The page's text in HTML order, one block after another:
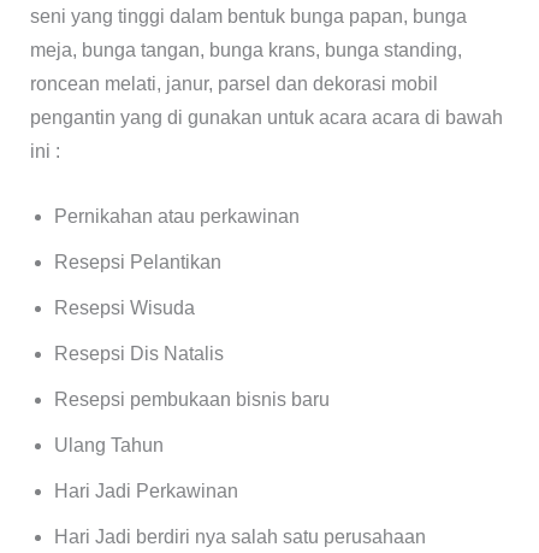
seni yang tinggi dalam bentuk bunga papan, bunga
meja, bunga tangan, bunga krans, bunga standing,
roncean melati, janur, parsel dan dekorasi mobil
pengantin yang di gunakan untuk acara acara di bawah
ini :
Pernikahan atau perkawinan
Resepsi Pelantikan
Resepsi Wisuda
Resepsi Dis Natalis
Resepsi pembukaan bisnis baru
Ulang Tahun
Hari Jadi Perkawinan
Hari Jadi berdiri nya salah satu perusahaan